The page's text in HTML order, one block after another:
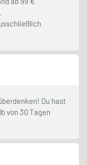
Du hast
von 30 Tagen